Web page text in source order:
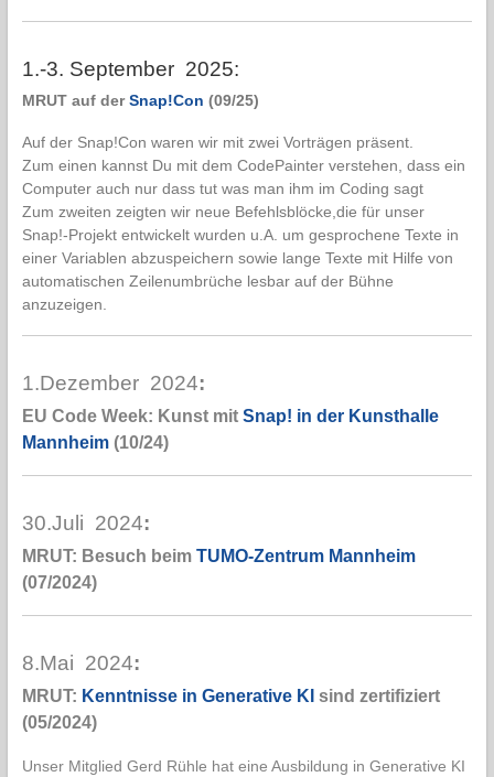
1.-3. September 2025:
MRUT auf derSnap!Con (09/25)
Auf der Snap!Con waren wir mit zwei Vorträgen präsent.
Zum einen kannst Du mit dem CodePainter verstehen, dass ein
Computer auch nur dass tut was man ihm im Coding sagt
Zum zweiten zeigten wir neue Befehlsblöcke,die für unser
Snap!-Projekt entwickelt wurden u.A. um gesprochene Texte in
einer Variablen abzuspeichern sowie lange Texte mit Hilfe von
automatischen Zeilenumbrüche lesbar auf der Bühne
anzuzeigen.
1.Dezember 2024:
EU Code Week: Kunst mit Snap! in der Kunsthalle
Mannheim(10/24)
30.Juli 2024:
MRUT: Besuch beim TUMO-Zentrum Mannheim
(07/2024)
8.Mai 2024:
MRUT: Kenntnisse in Generative KI sind zertifiziert
(05/2024)
Unser Mitglied Gerd Rühle hat eine Ausbildung in Generative KI